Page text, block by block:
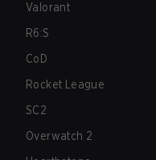
Valorant
R6:S
CoD
Rocket League
SC2
Overwatch 2